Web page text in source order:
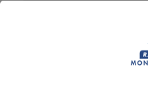
Chef